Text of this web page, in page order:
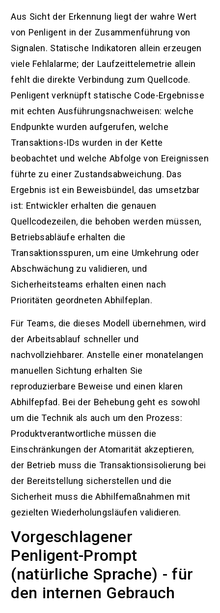
Aus Sicht der Erkennung liegt der wahre Wert
von Penligent in der Zusammenführung von
Signalen. Statische Indikatoren allein erzeugen
viele Fehlalarme; der Laufzeittelemetrie allein
fehlt die direkte Verbindung zum Quellcode.
Penligent verknüpft statische Code-Ergebnisse
mit echten Ausführungsnachweisen: welche
Endpunkte wurden aufgerufen, welche
Transaktions-IDs wurden in der Kette
beobachtet und welche Abfolge von Ereignissen
führte zu einer Zustandsabweichung. Das
Ergebnis ist ein Beweisbündel, das umsetzbar
ist: Entwickler erhalten die genauen
Quellcodezeilen, die behoben werden müssen,
Betriebsabläufe erhalten die
Transaktionsspuren, um eine Umkehrung oder
Abschwächung zu validieren, und
Sicherheitsteams erhalten einen nach
Prioritäten geordneten Abhilfeplan.
Für Teams, die dieses Modell übernehmen, wird
der Arbeitsablauf schneller und
nachvollziehbarer. Anstelle einer monatelangen
manuellen Sichtung erhalten Sie
reproduzierbare Beweise und einen klaren
Abhilfepfad. Bei der Behebung geht es sowohl
um die Technik als auch um den Prozess:
Produktverantwortliche müssen die
Einschränkungen der Atomarität akzeptieren,
der Betrieb muss die Transaktionsisolierung bei
der Bereitstellung sicherstellen und die
Sicherheit muss die Abhilfemaßnahmen mit
gezielten Wiederholungsläufen validieren.
Vorgeschlagener
Penligent-Prompt
(natürliche Sprache) - für
den internen Gebrauch